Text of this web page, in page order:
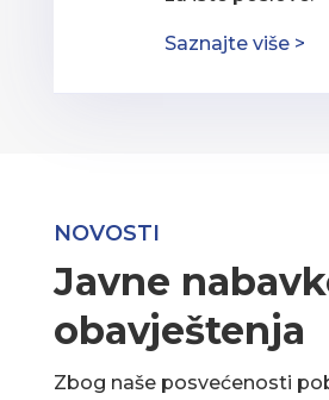
Saznajte više >
NOVOSTI
Javne
obavještenja
Zbog naše posvećenosti